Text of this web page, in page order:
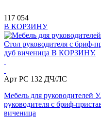
117 054
В КОРЗИНУ
Арт PC 132 ДЧ/ЛС
Мебель для
руководителя с бриф-
виченица